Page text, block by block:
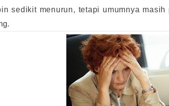
sedikit menurun, tetapi umumnya masih